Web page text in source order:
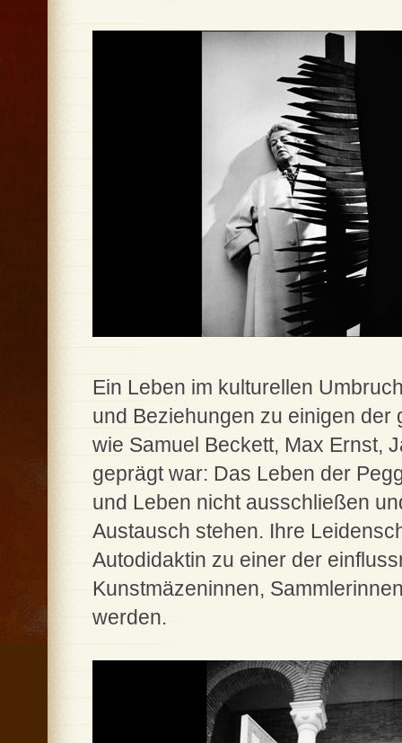
Ein Leben im kulturellen
und Beziehungen zu einigen
wie Samuel Beckett, Max Ernst,
geprägt war: Das Leben der
und Leben nicht ausschließen
Austausch stehen. Ihre
Autodidaktin zu einer der
Kunstmäzeninnen,
werden.